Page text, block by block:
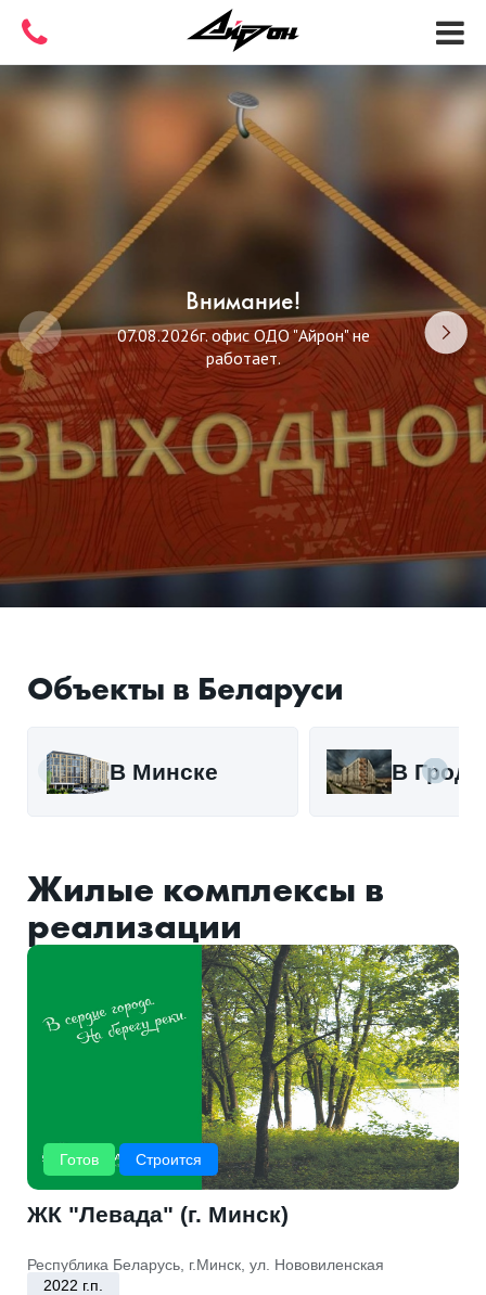
Внимание!
07.08.2026г. офис ОДО "Айрон" не
работает.
Объекты в Беларуси
В Минске В
Жилые комплексы в
реализации
Готов Строится
ЖК "Левада" (г. Минск)
Республика Беларусь, г.Минск, ул. Нововиленская
2022 г.п.